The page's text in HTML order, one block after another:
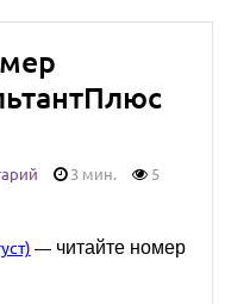
3 мин. 5
— читайте номер